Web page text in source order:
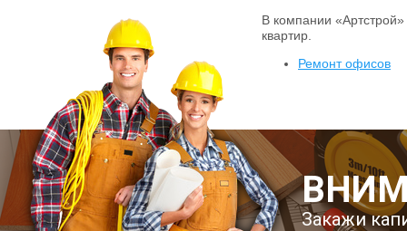
В компании
квартир.
Ремонт офисов
Закажи